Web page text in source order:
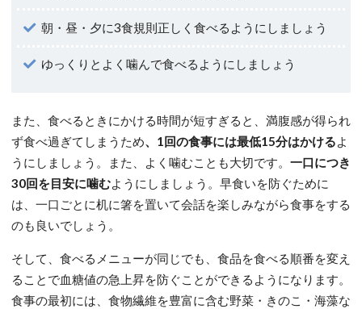
朝・昼・夕に3食規則正しく食べるようにしましょう
ゆっくりとよく噛んで食べるようにしましょう
また、食べるときにかける時間が短すぎると、満腹感が得られ
ず食べ過ぎてしまうため、1回の食事には最低15分はかけるよ
うにしましょう。また、よく噛むことも大切です。 一口につき
30回を目安に噛むようにしましょう。早食いを防ぐために
は、一口ごとに机に箸を置いて会話を楽しみながら食事をする
のも良いでしょう。
そして、食べるメニューが同じでも、食品を食べる順番を変え
ることで血糖値の急上昇を防ぐことができるようになります。
食事の最初には、食物繊維を豊富に含む野菜・きのこ・海藻な